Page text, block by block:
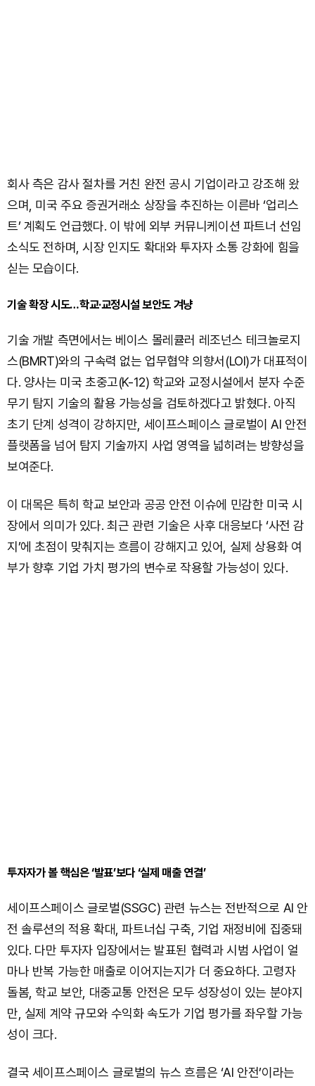
회사 측은 감사 절차를 거친 완전 공시 기업이라고 강조해 왔
으며, 미국 주요 증권거래소 상장을 추진하는 이른바 ‘업리스
트’ 계획도 언급했다. 이 밖에 외부 커뮤니케이션 파트너 선임
소식도 전하며, 시장 인지도 확대와 투자자 소통 강화에 힘을
싣는 모습이다.
기술 확장 시도…학교·교정시설 보안도 겨냥
기술 개발 측면에서는 베이스 몰레큘러 레조넌스 테크놀로지
스(BMRT)와의 구속력 없는 업무협약 의향서(LOI)가 대표적이
다. 양사는 미국 초중고(K-12) 학교와 교정시설에서 분자 수준
무기 탐지 기술의 활용 가능성을 검토하겠다고 밝혔다. 아직
초기 단계 성격이 강하지만, 세이프스페이스 글로벌이 AI 안전
플랫폼을 넘어 탐지 기술까지 사업 영역을 넓히려는 방향성을
보여준다.
이 대목은 특히 학교 보안과 공공 안전 이슈에 민감한 미국 시
장에서 의미가 있다. 최근 관련 기술은 사후 대응보다 ‘사전 감
지’에 초점이 맞춰지는 흐름이 강해지고 있어, 실제 상용화 여
부가 향후 기업 가치 평가의 변수로 작용할 가능성이 있다.
투자자가 볼 핵심은 ‘발표’보다 ‘실제 매출 연결’
세이프스페이스 글로벌(SSGC) 관련 뉴스는 전반적으로 AI 안
전 솔루션의 적용 확대, 파트너십 구축, 기업 재정비에 집중돼
있다. 다만 투자자 입장에서는 발표된 협력과 시범 사업이 얼
마나 반복 가능한 매출로 이어지는지가 더 중요하다. 고령자
돌봄, 학교 보안, 대중교통 안전은 모두 성장성이 있는 분야지
만, 실제 계약 규모와 수익화 속도가 기업 평가를 좌우할 가능
성이 크다.
결국 세이프스페이스 글로벌의 뉴스 흐름은 ‘AI 안전’이라는